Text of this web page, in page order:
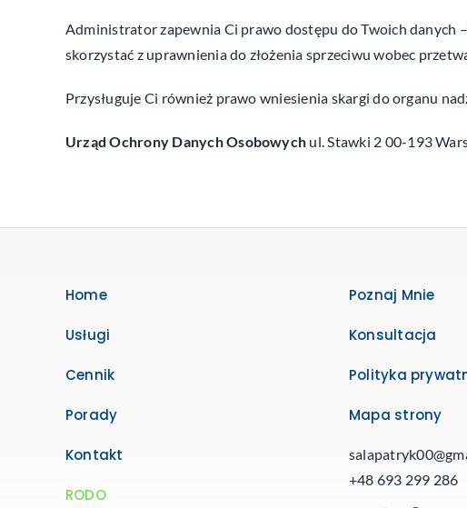
Administrator zapewnia Ci prawo dostępu do Twoich danych
skorzystać z uprawnienia do złożenia sprzeciwu wobec
Przysługuje Ci również prawo wniesienia skargi do organu
Urząd Ochrony Danych Osobowych ul. Stawki 2 00-193
Home
Usługi
Cennik
Porady
Kontakt
RODO
Poznaj Mnie
Konsultacja
Polityka
Mapa strony
+48 693 299 286